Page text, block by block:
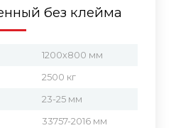
без клейма
1200х800 мм
2500 кг
23-25 мм
33757-2016 мм